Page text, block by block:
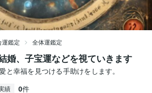
運鑑定 全体運鑑定
婚、子宝運などを視ていきます
と幸福を見つける手助けをします。
績 0件